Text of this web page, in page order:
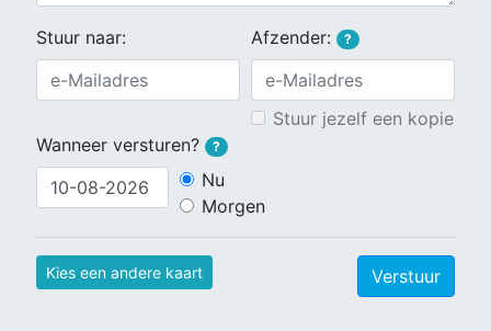
Stuur naar: Afzender: ?
Stuur jezelf een kopie
Wanneer versturen?
?
Nu
Morgen
Kies een andere kaart Verstuur